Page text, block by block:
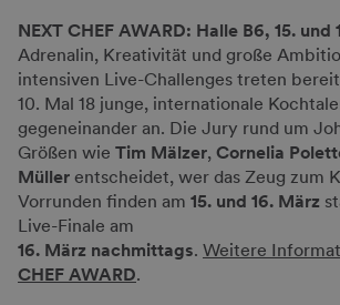
NEXT CHEF AWARD: Halle B6, 15. und
Adrenalin, Kreativität und große
intensiven Live-Challenges treten
10. Mal 18 junge, internationale
gegeneinander an. Die Jury rund um
Größen wie Tim Mälzer, Cornelia
Müller entscheidet, wer das Zeug zum
Vorrunden finden am 15. und 16. März
Live-Finale am
16. März nachmittags. Weitere
CHEF AWARD.